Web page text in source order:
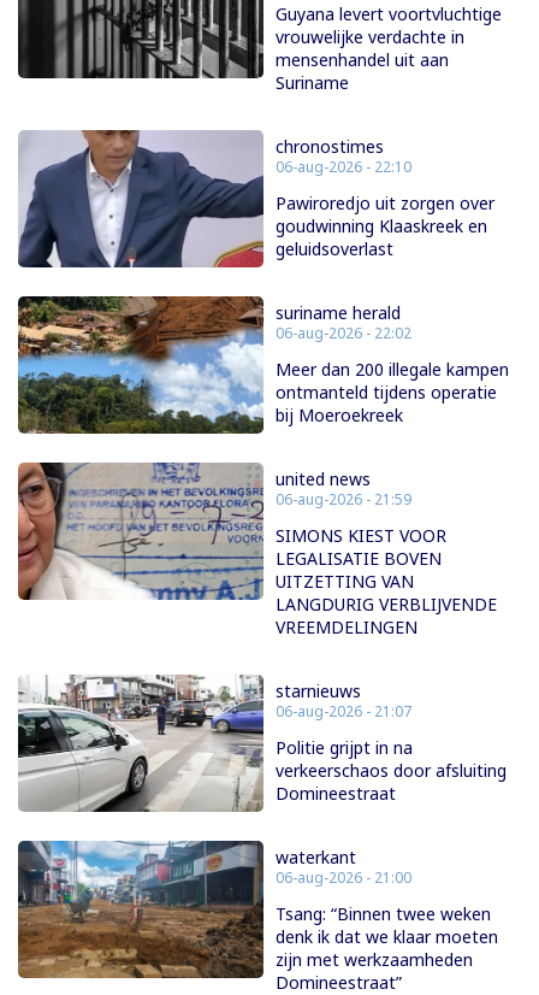
Guyana levert voortvluchtige
vrouwelijke verdachte in
mensenhandel uit aan
Suriname
chronostimes
06-aug-2026 - 22:10
Pawiroredjo uit zorgen over
goudwinning Klaaskreek en
geluidsoverlast
suriname herald
06-aug-2026 - 22:02
Meer dan 200 illegale kampen
ontmanteld tijdens operatie
bij Moeroekreek
united news
06-aug-2026 - 21:59
SIMONS KIEST VOOR
LEGALISATIE BOVEN
UITZETTING VAN
LANGDURIG VERBLIJVENDE
VREEMDELINGEN
starnieuws
06-aug-2026 - 21:07
Politie grijpt in na
verkeerschaos door afsluiting
Domineestraat
waterkant
06-aug-2026 - 21:00
Tsang: “Binnen twee weken
denk ik dat we klaar moeten
zijn met werkzaamheden
Domineestraat”